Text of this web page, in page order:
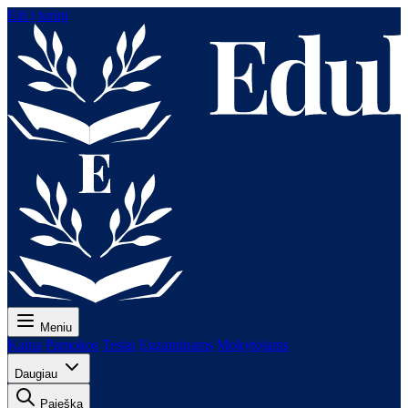
Eiti į turinį
Meniu
Kaina Pamokos Testai Egzaminams Mokytojams
Daugiau
Paieška